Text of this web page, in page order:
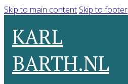
Skip to main content Skip to footer
KARL
BARTH.NL